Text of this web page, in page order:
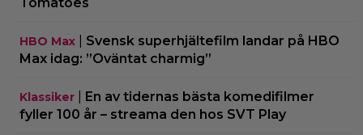
Tomatoes
HBO Max
Svensk superhjältefilm landar på HBO
Max idag: ”Oväntat charmig”
Klassiker
En av tidernas bästa komedifilmer
fyller 100 år – streama den hos SVT Play